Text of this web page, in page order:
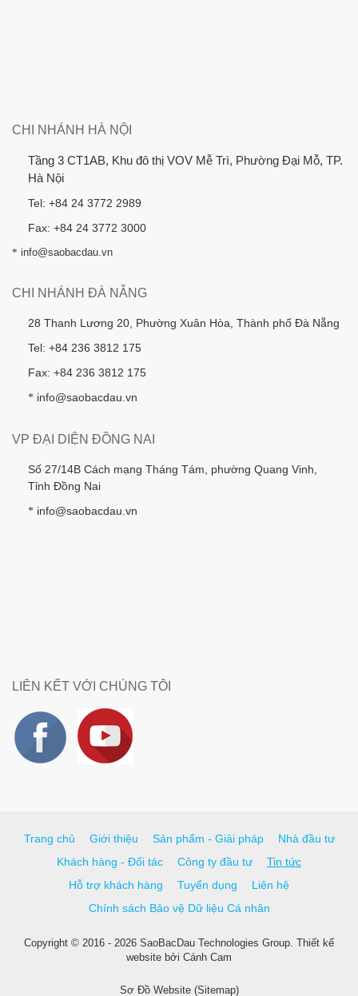
CHI NHÁNH HÀ NỘI
Tầng 3 CT1AB, Khu đô thị VOV Mễ Trì, Phường Đại Mỗ, TP.
Hà Nội
Tel: +84 24 3772 2989
Fax: +84 24 3772 3000
* info@saobacdau.vn
CHI NHÁNH ĐÀ NẴNG
28 Thanh Lương 20, Phường Xuân Hòa, Thành phố Đà Nẵng
Tel: +84 236 3812 175
Fax: +84 236 3812 175
* info@saobacdau.vn
VP ĐẠI DIỆN ĐỒNG NAI
Số 27/14B Cách mạng Tháng Tám, phường Quang Vinh,
Tỉnh Đồng Nai
* info@saobacdau.vn
LIÊN KẾT VỚI CHÚNG TÔI
Trang chủ Giới thiệu Sản phẩm - Giải pháp
Nhà đầu tư
Khách hàng - Đối tác
Công ty đầu tư
Tin tức
Hỗ trợ khách hàng
Tuyển dụng
Liên hệ
Chính sách Bảo vệ Dữ liệu Cá nhân
Copyright © 2016 - 2026 SaoBacDau Technologies Group. Thiết kế
website bởi Cánh Cam
Sơ Đồ Website (Sitemap)